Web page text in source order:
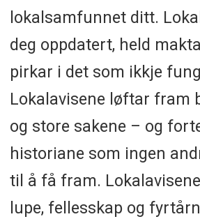
lokalsamfunnet ditt.
deg oppdatert, held
pirkar i det som ikkje
Lokalavisene løftar fram
og store sakene – og
historiane som ingen
til å få fram.
lupe, fellesskap og